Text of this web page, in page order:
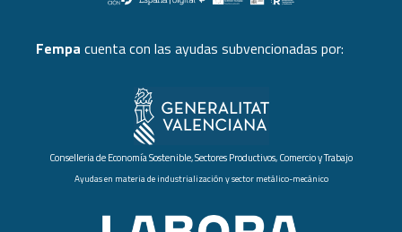
Fempa cuenta con las ayudas subvencionadas por:
Conselleria de Economía Sostenible, Sectores Productivos, Comercio y Trabajo
Ayudas en materia de industrialización y sector metálico-mecánico